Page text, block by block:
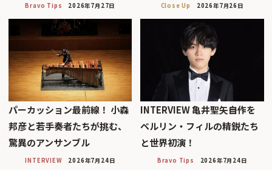
Bravo Tips 2026年7月27日 Close Up 2026年7月26日
パーカッション最前線！ 小森
邦彦と若手奏者たちが挑む、
驚異のアンサンブル
INTERVIEW 2026年7月24日
INTERVIEW 亀井聖矢――自作を
ベルリン・フィルの精鋭たち
と世界初演！
Bravo Tips 2026年7月24日